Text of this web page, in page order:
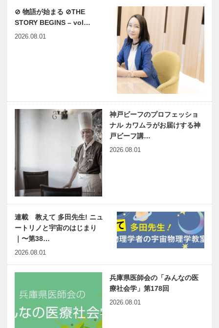
⊘ 物語が始まる ⊘THE
STORY BEGINS – vol…
2026.08.01
神戸ビーフのプロフェッショ
ナル カワムラがお届けする神
戸ビーフ講…
2026.08.01
連載 教えて 多田先生! ニュ
ートリノと宇宙のはじまり
｜〜第38…
2026.08.01
兵庫県医師会の「みんなの医
療社会学」第178回
2026.08.01